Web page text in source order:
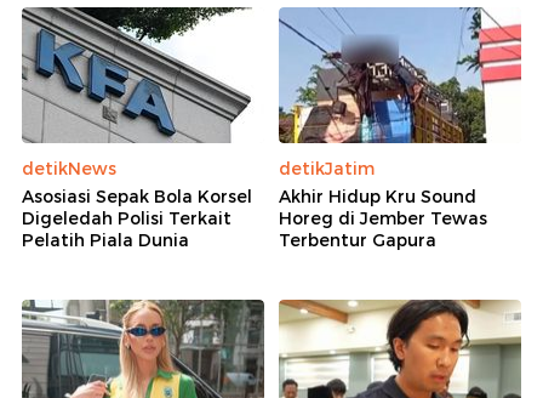
detikNews
Asosiasi Sepak Bola Korsel
Digeledah Polisi Terkait
Pelatih Piala Dunia
detikJatim
Akhir Hidup Kru Sound
Horeg di Jember Tewas
Terbentur Gapura